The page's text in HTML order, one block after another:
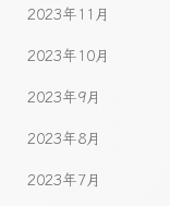
2023年11月
2023年10月
2023年9月
2023年8月
2023年7月